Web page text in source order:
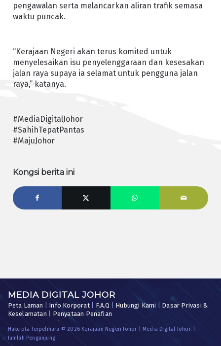
pengawalan serta melancarkan aliran trafik semasa
waktu puncak.
“Kerajaan Negeri akan terus komited untuk
menyelesaikan isu penyelenggaraan dan kesesakan
jalan raya supaya ia selamat untuk pengguna jalan
raya,” katanya.
#MediaDigitalJohor
#SahihTepatPantas
#MajuJohor
Kongsi berita ini
MEDIA DIGITAL JOHOR
Peta Laman Info Korporat| F.A.Q Hubungi Kami
Dasar Privasi &
Keselamatan
Penyataan Penafian
Hakcipta Terpelihara © 2026 Kerajaan Negeri Johor | Media Digital Johor. |
Jumlah Pengunjung: